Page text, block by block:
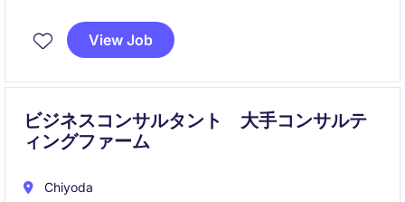
に対する効果的なソリューションを提供することが求
められます。
View Job
ビジネスコンサルタント 大手コンサルテ
ィングファーム
Chiyoda